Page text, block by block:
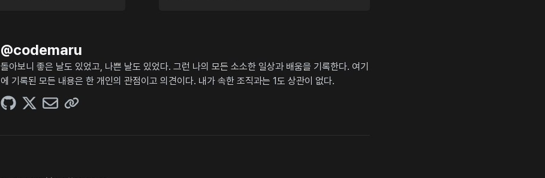
@codemaru
돌아보니 좋은 날도 있었고, 나쁜 날도 있었다. 그런 나의 모든 소소한 일상과 배움을 기록한다. 여기
에 기록된 모든 내용은 한 개인의 관점이고 의견이다. 내가 속한 조직과는 1도 상관이 없다.